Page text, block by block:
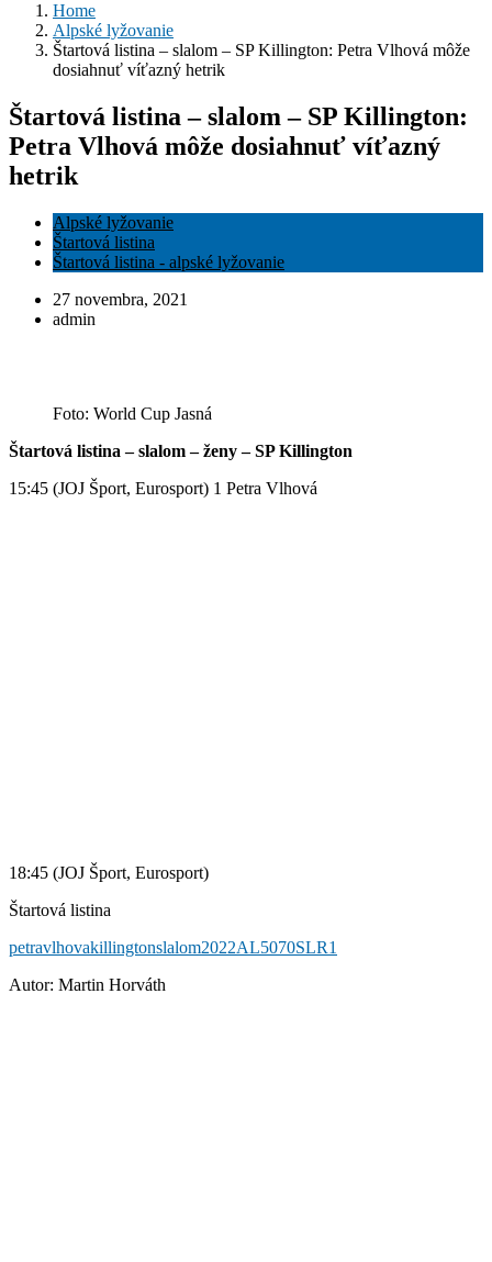
Home
Alpské lyžovanie
Štartová listina – slalom – SP Killington: Petra Vlhová môže
dosiahnuť víťazný hetrik
Štartová listina – slalom – SP Killington:
Petra Vlhová môže dosiahnuť víťazný
hetrik
Alpské lyžovanie
Štartová listina
Štartová listina - alpské lyžovanie
27 novembra, 2021
admin
Foto: World Cup Jasná
Štartová listina – slalom – ženy – SP Killington
15:45 (JOJ Šport, Eurosport) 1 Petra Vlhová
18:45 (JOJ Šport, Eurosport)
Štartová listina
petravlhovakillingtonslalom2022AL5070SLR1
Autor: Martin Horváth